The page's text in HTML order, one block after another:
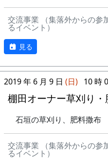
参加者が多いのには理由が
これである。
本来は、田植え祭りの昼食
キューを供するのだが、今
埋め合わせをすることにな
無理をすれば、畔から撒く
はないけれど、そういう横
石垣の草刈り。
交流事業 （集落外からの参
るイベント）
見る
2019 年 6 月 9 日 (日) 10 時
棚田オーナー草刈り・
石垣の草刈り、肥料撒布
交流事業 （集落外からの参
るイベント）